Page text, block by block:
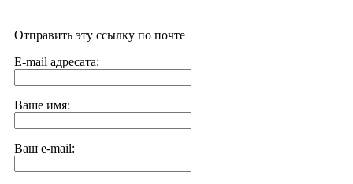
Отправить эту ссылку по почте
E-mail адресата:
Ваше имя:
Ваш e-mail: